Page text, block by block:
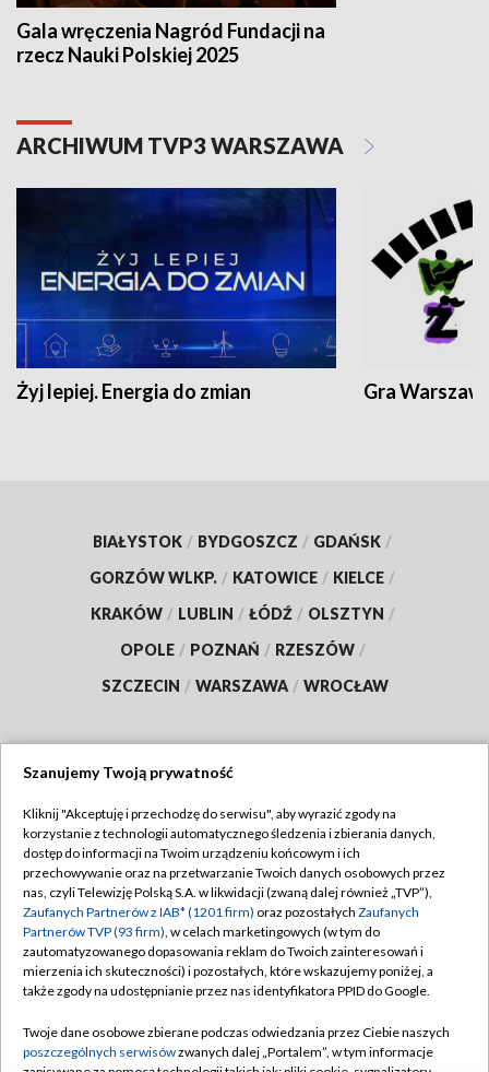
Gala wręczenia Nagród Fundacji na
rzecz Nauki Polskiej 2025
ARCHIWUM TVP3 WARSZAWA
Żyj lepiej. Energia do zmian Gra
BIAŁYSTOK / BYDGOSZCZ / GDAŃSK /
GORZÓW WLKP. / KATOWICE / KIELCE /
KRAKÓW / LUBLIN / ŁÓDŹ / OLSZTYN /
OPOLE / POZNAŃ / RZESZÓW /
SZCZECIN / WARSZAWA / WROCŁAW
TVP
Abonament TVP
Emisja w TVP
Centrum informacji TVP
Naziemna Telewizja Cyfrowa
Rada Programowa
Regulamin TVP
Polityka prywatności
Moje zgody
Pomoc
Kontakt
Szanujemy Twoją prywatność
Kliknij "Akceptuję i przechodzę do serwisu", aby wyrazić zgody na
korzystanie z technologii automatycznego śledzenia i zbierania danych,
dostęp do informacji na Twoim urządzeniu końcowym i ich
przechowywanie oraz na przetwarzanie Twoich danych osobowych przez
nas, czyli Telewizję Polską S.A. w likwidacji (zwaną dalej również „TVP”),
Zaufanych Partnerów z IAB* (1201 firm) oraz pozostałych Zaufanych
Partnerów TVP (93 firm), w celach marketingowych (w tym do
zautomatyzowanego dopasowania reklam do Twoich zainteresowań i
mierzenia ich skuteczności) i pozostałych, które wskazujemy poniżej, a
także zgody na udostępnianie przez nas identyfikatora PPID do Google.
Twoje dane osobowe zbierane podczas odwiedzania przez Ciebie naszych
poszczególnych serwisówzwanych dalej „Portalem”, w tym informacje